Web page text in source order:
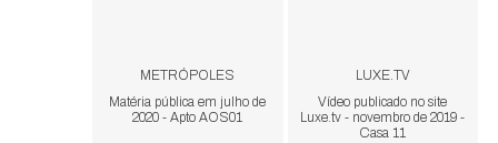
METRÓPOLES
Matéria pública em julho de
2020 - Apto AOS01
LUXE.TV
Vídeo publicado no site
Luxe.tv - novembro de 2019 -
Casa 11